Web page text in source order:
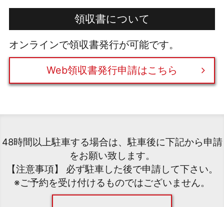
領収書について
オンラインで領収書発行が可能です。
Web領収書発行申請はこちら
48時間以上駐車する場合は、駐車後に下記から申請
をお願い致します。
【注意事項】 必ず駐車した後で申請して下さい。
※ご予約を受け付けるものではございません。